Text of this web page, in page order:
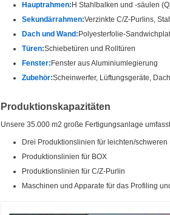
Hauptrahmen: H Stahlbalken und -säulen
Sekundärrahmen:Verzinkte C/Z-Purlins,
Dach und Wand: Polyesterfolie-
Türen:Schiebetüren und Rolltüren
Fenster: Fenster aus Aluminiumlegierung
Zubehör:Scheinwerfer, Lüftungsgeräte,
Produktionskapazitäten
Unsere 35.000 m2 große Fertigungsanlage
Drei Produktionslinien für leichten/schweren
Produktionslinien für BOX
Produktionslinien für C/Z-Purlin
Maschinen und Apparate für das Profiling